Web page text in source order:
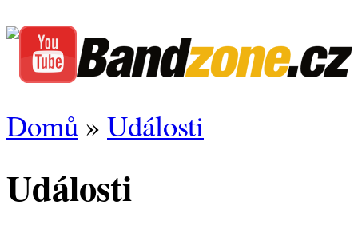
Domů » Události
Události